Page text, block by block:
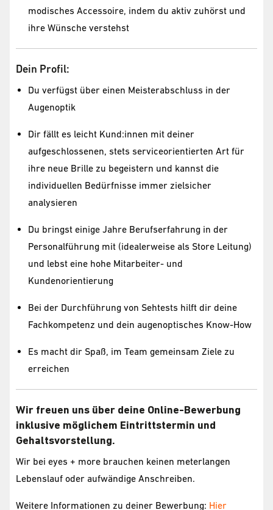
modisches Accessoire, indem du aktiv zuhörst und
ihre Wünsche verstehst
Dein Profil:
Du verfügst über einen Meisterabschluss in der
Augenoptik
Dir fällt es leicht Kund:innen mit deiner
aufgeschlossenen, stets serviceorientierten Art für
ihre neue Brille zu begeistern und kannst die
individuellen Bedürfnisse immer zielsicher
analysieren
Du bringst einige Jahre Berufserfahrung in der
Personalführung mit (idealerweise als Store Leitung)
und lebst eine hohe Mitarbeiter- und
Kundenorientierung
Bei der Durchführung von Sehtests hilft dir deine
Fachkompetenz und dein augenoptisches Know-How
Es macht dir Spaß, im Team gemeinsam Ziele zu
erreichen
Wir freuen uns über deine Online-Bewerbung
inklusive möglichem Eintrittstermin und
Gehaltsvorstellung.
Wir bei eyes + more brauchen keinen meterlangen
Lebenslauf oder aufwändige Anschreiben.
Weitere Informationen zu deiner Bewerbung: Hier